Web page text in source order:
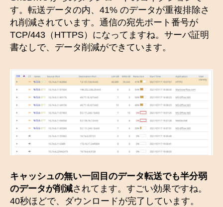
す。転送データの内、41% のデータが重複排除さ
れ削減されています。通信の宛先ポート番号が
TCP/443（HTTPS）になってますね。サーバ証明
書なしで、データ削減ができています。
キャッシュの無い一回目のデータ転送でも半分弱
のデータが削減されてます。すごい効果ですね。
40秒ほどで、ダウンロードが完了しています。